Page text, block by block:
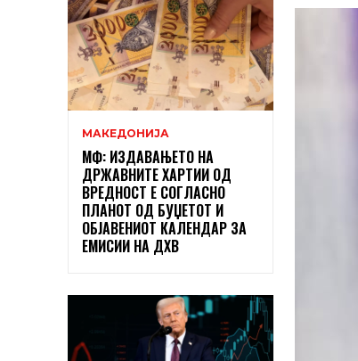
МАКЕДОНИЈА
МФ: ИЗДАВАЊЕТО НА
ДРЖАВНИТЕ ХАРТИИ ОД
ВРЕДНОСТ Е СОГЛАСНО
ПЛАНОТ ОД БУЏЕТОТ И
ОБЈАВЕНИОТ КАЛЕНДАР ЗА
ЕМИСИИ НА ДХВ